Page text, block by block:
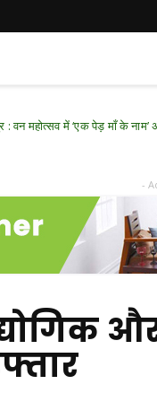
में ‘एक पेड़ माँ के नाम’ अभियान को
-